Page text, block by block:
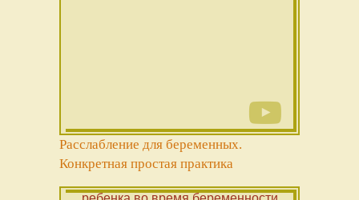
Расслабление для беременных.
Конкретная простая практика